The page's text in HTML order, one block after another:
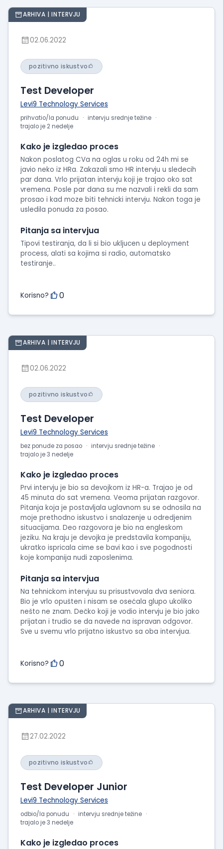
ARHIVA | INTERVJU
02.06.2022
pozitivno iskustvo
Test Developer
Levi9 Technology Services
prihvatio/la ponudu
intervju srednje težine
trajalo je 2 nedelje
Kako je izgledao proces
Nakon poslatog CVa na oglas u roku od 24h mi se
javio neko iz HRa. Zakazali smo HR intervju u sledecih
par dana. Vrlo prijatan intervju koji je trajao oko sat
vremena. Posle par dana su me nazvali i rekli da sam
prosao i kad moze biti tehnicki intervju. Nakon toga je
usledila ponuda za posao.
Pitanja sa intervjua
Tipovi testiranja, da li si bio ukljucen u deployment
process, alati sa kojima si radio, automatsko
testiranje..
Korisno? 0
ARHIVA | INTERVJU
02.06.2022
pozitivno iskustvo
Test Developer
Levi9 Technology Services
bez ponude za posao
intervju srednje težine
trajalo je 3 nedelje
Kako je izgledao proces
Prvi intervju je bio sa devojkom iz HR-a. Trajao je od
45 minuta do sat vremena. Veoma prijatan razgovor.
Pitanja koja je postavljala uglavnom su se odnosila na
moje prethodno iskustvo i snalazenje u odredjenim
situacijama. Deo razgovora je bio na engleskom
jeziku. Na kraju je devojka je predstavila kompaniju,
ukratko ispricala cime se bavi kao i sve pogodnosti
koje kompanija nudi zaposlenima.
Pitanja sa intervjua
Na tehnickom intervjuu su prisustvovala dva seniora.
Bio je vrlo opušten i nisam se osećala glupo ukoliko
nešto ne znam. Dečko koji je vodio intervju je bio jako
prijatan i trudio se da navede na ispravan odgovor.
Sve u svemu vrlo prijatno iskustvo sa oba intervjua.
Korisno? 0
ARHIVA | INTERVJU
27.02.2022
pozitivno iskustvo
Test Developer Junior
Levi9 Technology Services
odbio/la ponudu
intervju srednje težine
trajalo je 3 nedelje
Kako je izgledao proces